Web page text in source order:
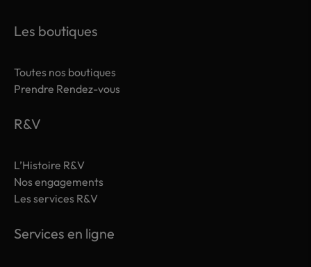
Les boutiques
Toutes nos boutiques
Prendre Rendez-vous
R&V
L’Histoire R&V
Nos engagements
Les services R&V
Services en ligne